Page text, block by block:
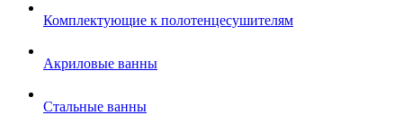
Комплектующие к полотенцесушителям
Акриловые ванны
Стальные ванны